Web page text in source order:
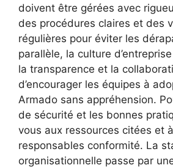
doivent être gérées avec
des procédures claires et des
régulières pour éviter les
parallèle, la culture
la transparence et la
d’encourager les équipes à
Armado sans appréhension.
de sécurité et les bonnes
vous aux ressources citées et
responsables conformité. La
organisationnelle passe par